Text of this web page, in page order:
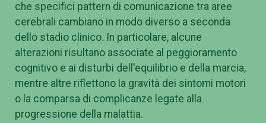
che specifici pattern di comunicazione tra aree
cerebrali cambiano in modo diverso a seconda
dello stadio clinico. In particolare, alcune
alterazioni risultano associate al peggioramento
cognitivo e ai disturbi dell'equilibrio e della marcia,
mentre altre riflettono la gravità dei sintomi motori
o la comparsa di complicanze legate alla
progressione della malattia.